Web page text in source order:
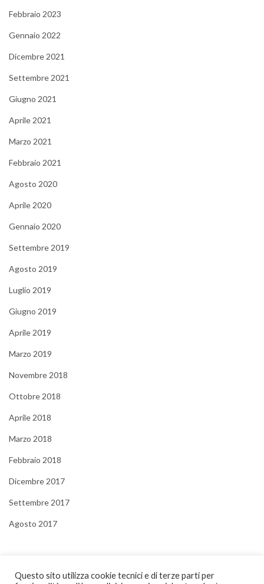
Febbraio 2023
Gennaio 2022
Dicembre 2021
Settembre 2021
Giugno 2021
Aprile 2021
Marzo 2021
Febbraio 2021
Agosto 2020
Aprile 2020
Gennaio 2020
Settembre 2019
Agosto 2019
Luglio 2019
Giugno 2019
Aprile 2019
Marzo 2019
Novembre 2018
Ottobre 2018
Aprile 2018
Marzo 2018
Febbraio 2018
Dicembre 2017
Settembre 2017
Agosto 2017
Questo sito utilizza cookie tecnici e di terze parti per